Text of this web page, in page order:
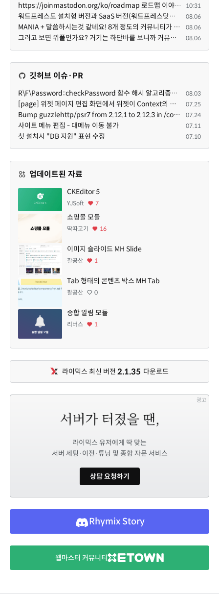
https://joinmastodon.org/ko/roadmap 로드맵 이야기가 나온김에 적자면 공홈에 대략적인 로드맵이 공개되어... 10:31
워드프레스도 설치형 버전과 SaaS 버전(워드프레스닷컴)은 다른 점이 많습니다. SaaS로 제공한다면 GPL 라이... 08.06
MANIA + 말씀하시는것 같네요! 8개 정도의 커뮤니티가 저 MANIA+ 기반으로 구축된거로 알고 있습니다. SaaS ... 08.06
그러고 보면 위폴인가요? 거기는 하단바를 보니까 커뮤니티 빌딩 SaaS 솔루션을 사용하고 있는거 같더라고요... 08.06
깃허브 이슈·PR
R\F\Password::checkPassword 함수 해시 알고리즘을 암시적으로 호출하는 경우 Argon2id 해시 비교 실패 08.03
[page] 위젯 페이지 편집 화면에서 위젯이 Context의 module_info를 덮어쓰면 저장이 ERR_ACT_IS_NOT_STANDALONE으로 실패 07.25
Bump guzzlehttp/psr7 from 2.12.1 to 2.12.3 in /common 07.24
사이트 메뉴 편집 - 대메뉴 이동 불가 07.11
첫 설치시 "DB 지원" 표현 수정 07.10
업데이트된 자료
CKEditor 5
YJSoft 7
쇼핑몰 모듈
딱따고기 16
이미지 슬라이드 MH Slide
팔공산 1
Tab 형태의 콘텐츠 박스 MH Tab
팔공산 0
종합 알림 모듈
리버스 1
라이믹스 최신 버전 2.1.35 다운로드
광고
라이믹스 유저에게 딱 맞는
서버 세팅·이전·튜닝 및 종합 자문 서비스
상담 요청하기
Rhymix Story
웹마스터 커뮤니티